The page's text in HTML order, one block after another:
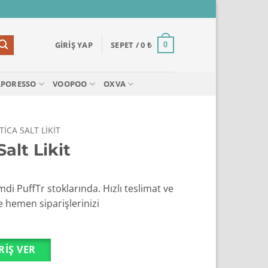
GIRIŞ YAP SEPET /0 ₺ 0
VOOPOO OXVA
SALT LIKIT
Likit
PuffTr stoklarında. Hızlı teslimat ve
hemen siparişlerinizi
VER